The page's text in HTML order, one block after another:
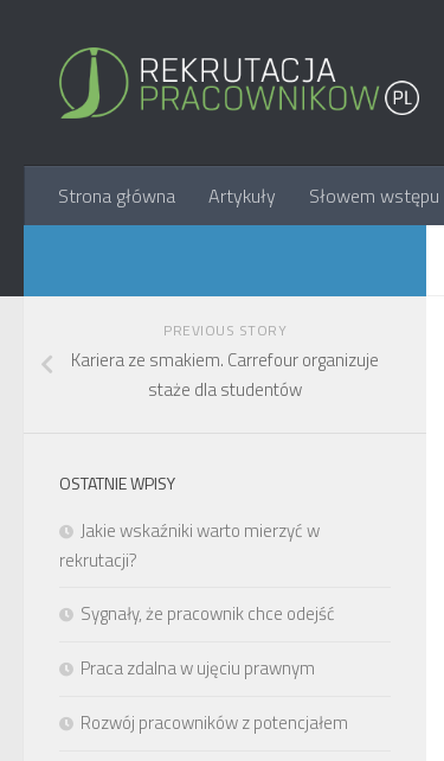
Strona główna Artykuły Słowem wstępu
PREVIOUS STORY
Kariera ze smakiem. Carrefour organizuje
staże dla studentów
OSTATNIE WPISY
Jakie wskaźniki warto mierzyć w
rekrutacji?
Sygnały, że pracownik chce odejść
Praca zdalna w ujęciu prawnym
Rozwój pracowników z potencjałem